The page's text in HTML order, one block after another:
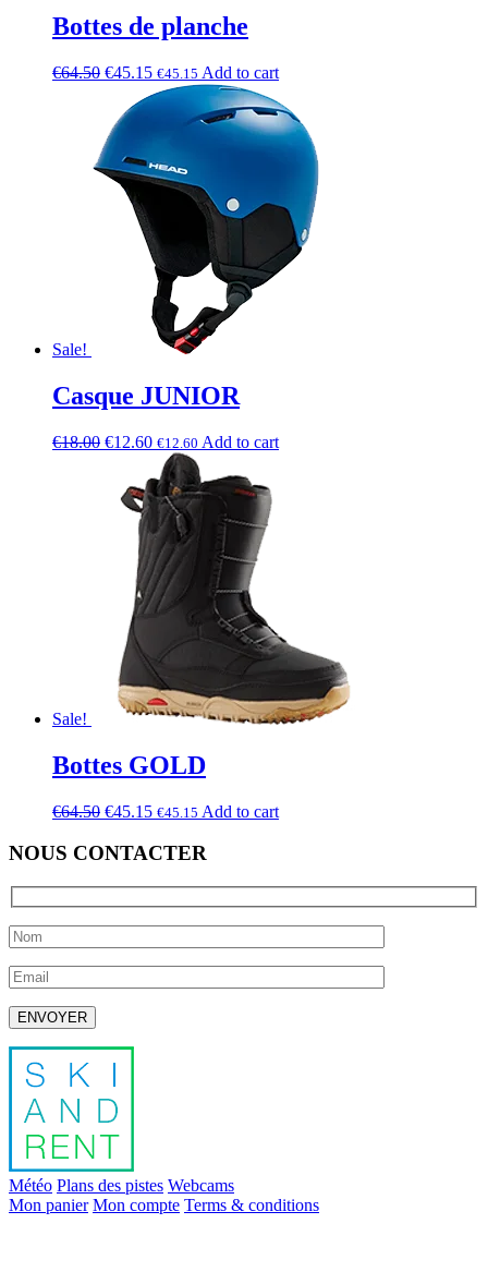
Bottes de planche
€64.50 €45.15 €45.15 Add to cart
Sale!
Casque JUNIOR
€18.00 €12.60 €12.60 Add to cart
Sale!
Bottes GOLD
€64.50 €45.15 €45.15 Add to cart
NOUS CONTACTER
Laissez ce champ vide.
Météo Plans des pistes Webcams
Mon panier Mon compte Terms & conditions